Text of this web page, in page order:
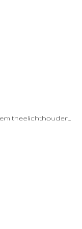
theelichthouder…